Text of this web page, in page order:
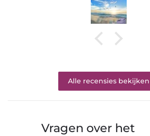
Alle recensies bekijken
Vragen over het